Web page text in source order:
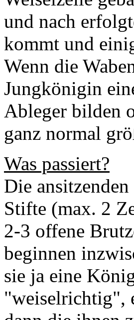
und nach
kommt und
Wenn die
Jungkönigin
Ableger bilden
ganz normal
Was passiert?
Die
Stifte (max. 2
2-3 offene
beginnen
sie ja eine
"weiselrichtig",